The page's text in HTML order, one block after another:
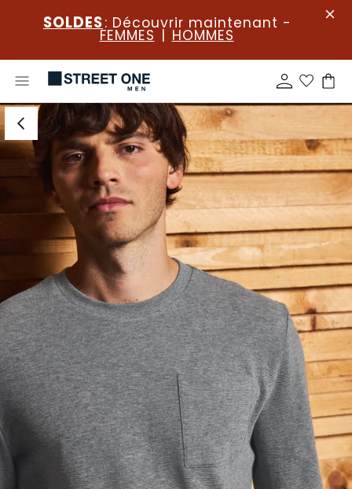
SOLDES: Découvrir maintenant -
FEMMES | HOMMES